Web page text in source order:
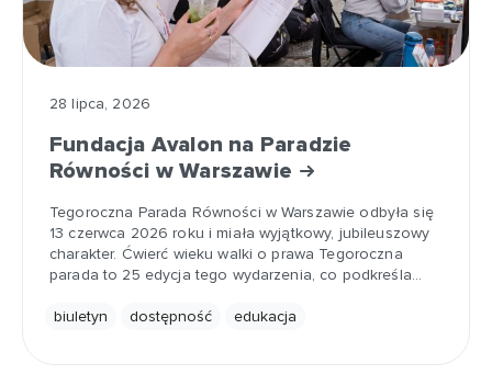
28 lipca, 2026
Fundacja Avalon na Paradzie
Równości w Warszawie
Tegoroczna Parada Równości w Warszawie odbyła się
13 czerwca 2026 roku i miała wyjątkowy, jubileuszowy
charakter. Ćwierć wieku walki o prawa Tegoroczna
parada to 25 edycja tego wydarzenia, co podkreśla…
biuletyn dostępność edukacja